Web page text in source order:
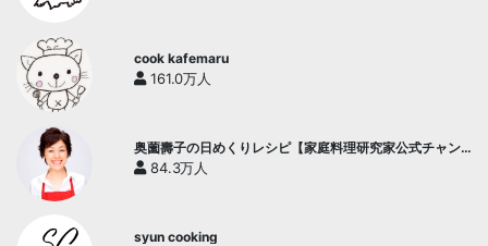
cook kafemaru
161.0万人
奥薗壽子の日めくりレシピ【家庭料理研究家公式チャン
ネル】
84.3万人
syun cooking